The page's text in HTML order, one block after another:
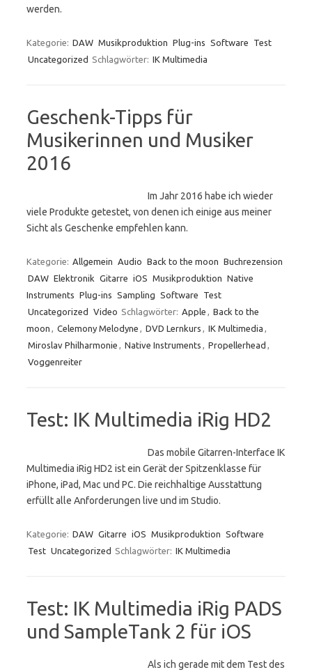
werden.
Kategorie: DAW Musikproduktion Plug-ins Software
Test
Uncategorized Schlagwörter: IK Multimedia
Geschenk-Tipps für
Musikerinnen und Musiker
2016
Im Jahr 2016 habe ich wieder
viele Produkte getestet, von denen ich einige aus meiner
Sicht als Geschenke empfehlen kann.
Kategorie: Allgemein Audio Back to the moon Buchrezension
DAW Elektronik Gitarre iOS Musikproduktion Native
Instruments Plug-ins Sampling Software
Test
Uncategorized
Video Schlagwörter: Apple , Back to the
moon , Celemony Melodyne , DVD Lernkurs , IK Multimedia ,
Miroslav Philharmonie , Native Instruments , Propellerhead ,
Voggenreiter
Test: IK Multimedia iRig HD2
Das mobile Gitarren-Interface IK
Multimedia iRig HD2 ist ein Gerät der Spitzenklasse für
iPhone, iPad, Mac und PC. Die reichhaltige Ausstattung
erfüllt alle Anforderungen live und im Studio.
Kategorie: DAW Gitarre iOS Musikproduktion Software
Test Uncategorized Schlagwörter: IK Multimedia
Test: IK Multimedia iRig PADS
und SampleTank 2 für iOS
Als ich gerade mit dem Test des